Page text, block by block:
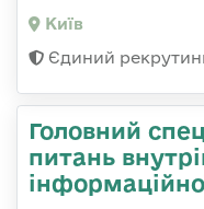
Київ
Єдиний
Головний
питань